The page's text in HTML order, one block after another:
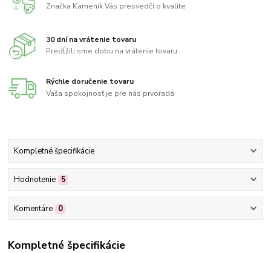
Značka Kameník Vás presvedčí o kvalite
30 dní na vrátenie tovaru
Predĺžili sme dobu na vrátenie tovaru
Rýchle doručenie tovaru
Vaša spokojnosť je pre nás prvoradá
Kompletné špecifikácie
Hodnotenie 5
Komentáre 0
Kompletné špecifikácie